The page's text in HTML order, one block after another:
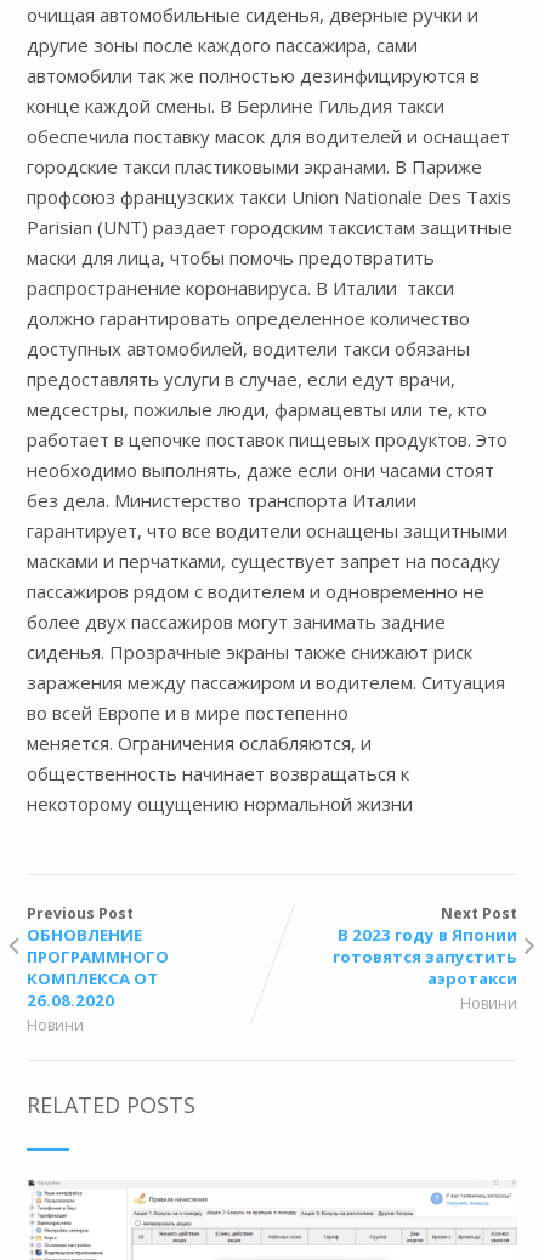
очищая автомобильные сиденья, дверные ручки и
другие зоны после каждого пассажира, сами
автомобили так же полностью дезинфицируются в
конце каждой смены. В Берлине Гильдия такси
обеспечила поставку масок для водителей и оснащает
городские такси пластиковыми экранами. В Париже
профсоюз французских такси Union Nationale Des Taxis
Parisian (UNT) раздает городским таксистам защитные
маски для лица, чтобы помочь предотвратить
распространение коронавируса. В Италии такси
должно гарантировать определенное количество
доступных автомобилей, водители такси обязаны
предоставлять услуги в случае, если едут врачи,
медсестры, пожилые люди, фармацевты или те, кто
работает в цепочке поставок пищевых продуктов. Это
необходимо выполнять, даже если они часами стоят
без дела. Министерство транспорта Италии
гарантирует, что все водители оснащены защитными
масками и перчатками, существует запрет на посадку
пассажиров рядом с водителем и одновременно не
более двух пассажиров могут занимать задние
сиденья. Прозрачные экраны также снижают риск
заражения между пассажиром и водителем. Ситуация
во всей Европе и в мире постепенно
меняется. Ограничения ослабляются, и
общественность начинает возвращаться к
некоторому ощущению нормальной жизни
Previous Post
ОБНОВЛЕНИЕ
ПРОГРАММНОГО
КОМПЛЕКСА ОТ
26.08.2020
Новини
Next Post
В 2023 году в Японии
готовятся запустить
аэротакси
Новини
RELATED POSTS